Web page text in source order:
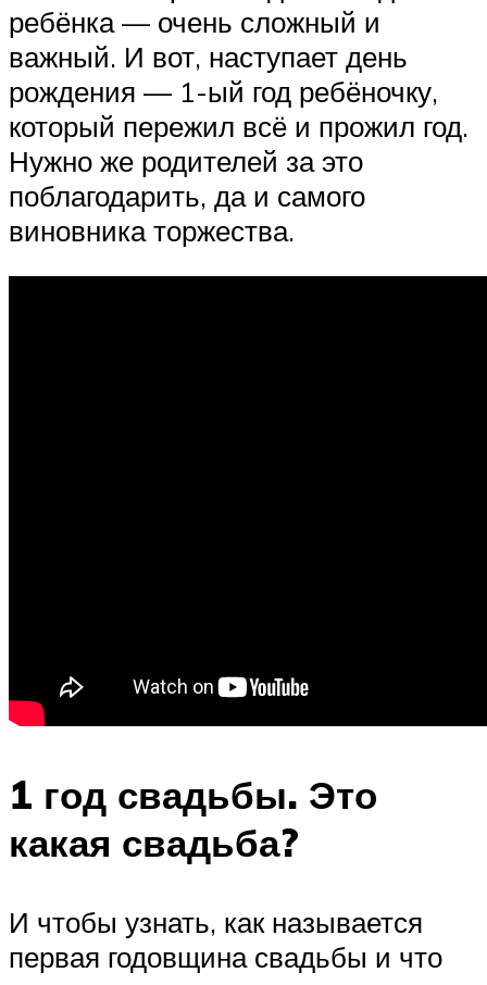
ребёнка — очень сложный и
важный. И вот, наступает день
рождения — 1-ый год ребёночку,
который пережил всё и прожил год.
Нужно же родителей за это
поблагодарить, да и самого
виновника торжества.
1 год свадьбы. Это
какая свадьба?
И чтобы узнать, как называется
первая годовщина свадьбы и что